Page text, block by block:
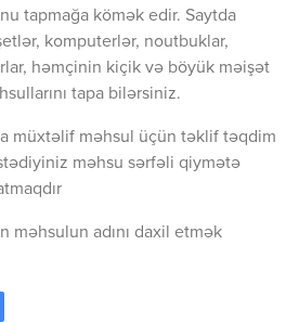
tapmağa kömək edir. Saytda
komputerlər, noutbuklar,
həmçinin kiçik və böyük məişət
tapa bilərsiniz.
müxtəlif məhsul üçün təklif təqdim
məhsu sərfəli qiymətə
məhsulun adını daxil etmək